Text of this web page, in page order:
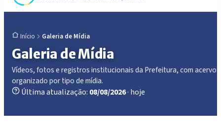
Início Galeria de Mídia
Galeria de Mídia
Vídeos, fotos e registros institucionais da Prefeitura, com acervo
organizado por tipo de mídia.
Última atualização: 08/08/2026· hoje